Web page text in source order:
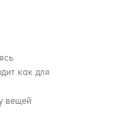
как для
вещей